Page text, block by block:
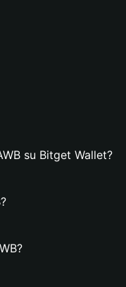
su Bitget Wallet?